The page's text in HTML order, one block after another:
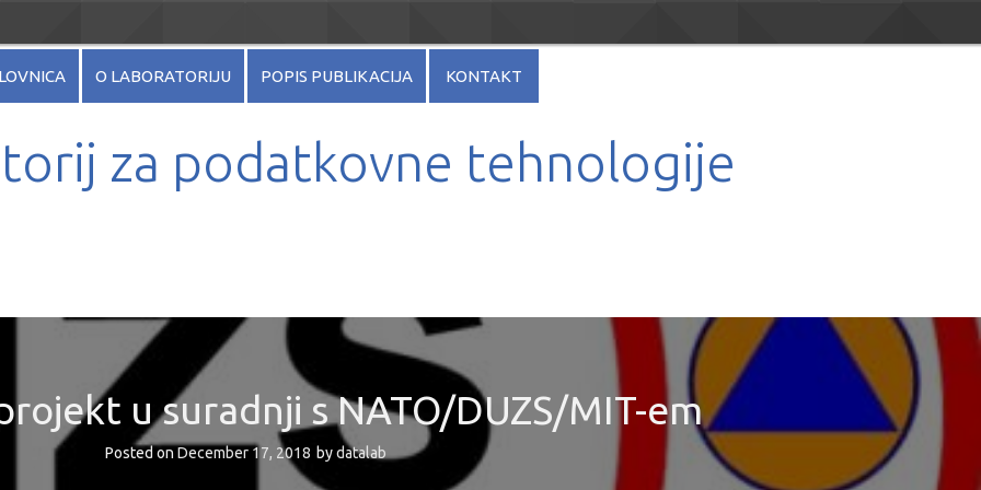
O LABORATORIJU POPIS PUBLIKACIJA KONTAKT
za podatkovne tehnologije
u suradnji s NATO/DUZS/MIT-em
Posted on December 17, 2018 bydatalab